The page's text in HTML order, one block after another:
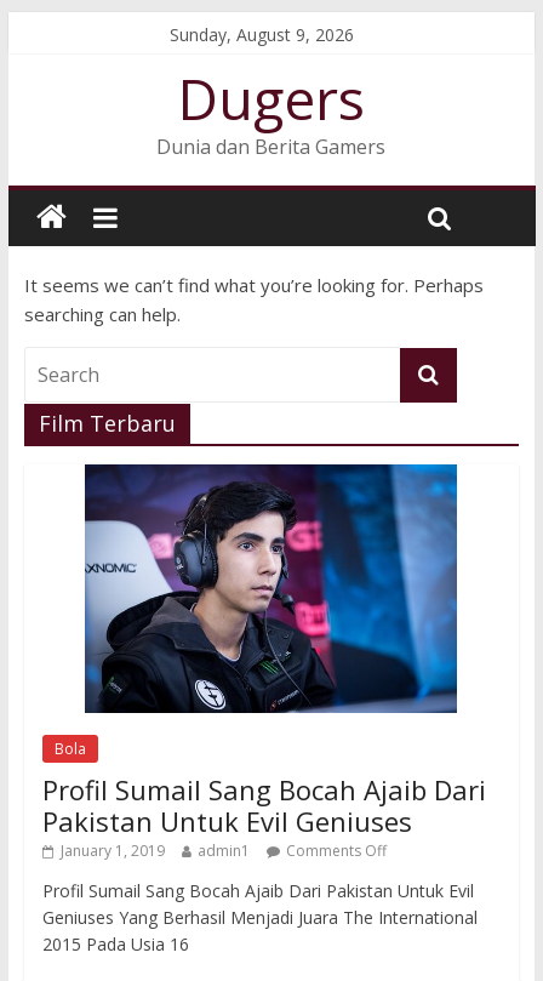
Sunday, August 9, 2026
Dugers
Dunia dan Berita Gamers
It seems we can’t find what you’re looking for. Perhaps
searching can help.
Film Terbaru
Bola
Profil Sumail Sang Bocah Ajaib Dari
Pakistan Untuk Evil Geniuses
January 1, 2019 admin1 Comments Off
Profil Sumail Sang Bocah Ajaib Dari Pakistan Untuk Evil
Geniuses Yang Berhasil Menjadi Juara The International
2015 Pada Usia 16